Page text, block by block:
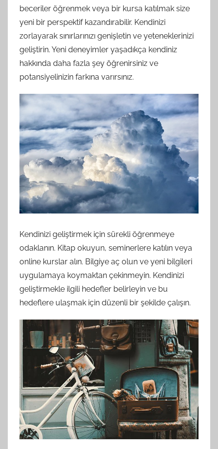
beceriler öğrenmek veya bir kursa katılmak size
yeni bir perspektif kazandırabilir. Kendinizi
zorlayarak sınırlarınızı genişletin ve yeteneklerinizi
geliştirin. Yeni deneyimler yaşadıkça kendiniz
hakkında daha fazla şey öğrenirsiniz ve
potansiyelinizin farkına varırsınız.
Kendinizi geliştirmek için sürekli öğrenmeye
odaklanın. Kitap okuyun, seminerlere katılın veya
online kurslar alın. Bilgiye aç olun ve yeni bilgileri
uygulamaya koymaktan çekinmeyin. Kendinizi
geliştirmekle ilgili hedefler belirleyin ve bu
hedeflere ulaşmak için düzenli bir şekilde çalışın.